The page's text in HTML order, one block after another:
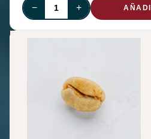
− +